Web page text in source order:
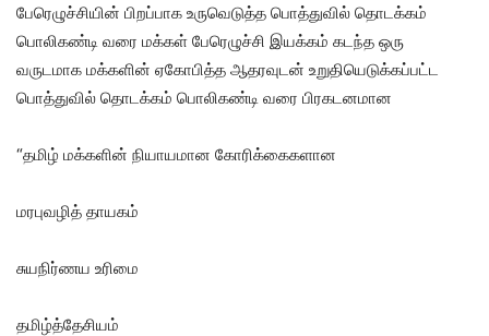
பேரெழுச்சியின் பிறப்பாக உருவெடுத்த பொத்துவில் தொடக்கம்
பொலிகண்டி வரை மக்கள் பேரெழுச்சி இயக்கம் கடந்த ஒரு
வருடமாக மக்களின் ஏகோபித்த ஆதரவுடன் உறுதியெடுக்கப்பட்ட
பொத்துவில் தொடக்கம் பொலிகண்டி வரை பிரகடனமான
“தமிழ் மக்களின் நியாயமான கோரிக்கைகளான
மரபுவழித் தாயகம்
சுயநிர்ணய உரிமை
தமிழ்த்தேசியம்